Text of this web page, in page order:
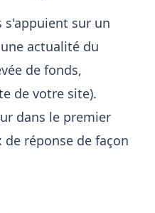
s'appuient sur un
actualité du
de fonds,
de votre site).
dans le premier
réponse de façon